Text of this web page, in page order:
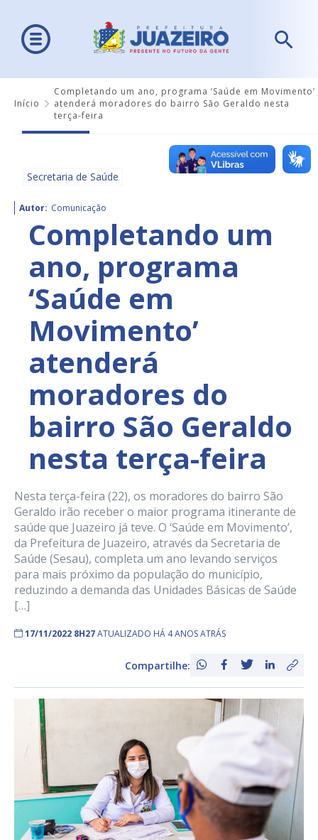
Início
Completando um ano, programa ‘Saúde em Movimento’
atenderá moradores do bairro São Geraldo nesta
terça-feira
Secretaria de Saúde
Autor: Comunicação
Completando um
ano, programa
‘Saúde em
Movimento’
atenderá
moradores do
bairro São Geraldo
nesta terça-feira
Nesta terça-feira (22), os moradores do bairro São
Geraldo irão receber o maior programa itinerante de
saúde que Juazeiro já teve. O ‘Saúde em Movimento’,
da Prefeitura de Juazeiro, através da Secretaria de
Saúde (Sesau), completa um ano levando serviços
para mais próximo da população do município,
reduzindo a demanda das Unidades Básicas de Saúde
[…]
17/11/2022 8H27ATUALIZADO HÁ 4 ANOS ATRÁS
Compartilhe: